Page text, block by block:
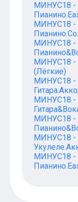
МИНУС18 -
МИНУС18 -
МИНУС18 -
МИНУС18 -
(Лёгкие)
МИНУС18 -
МИНУС18 -
МИНУС18 -
МИНУС18 -
МИНУС18 -